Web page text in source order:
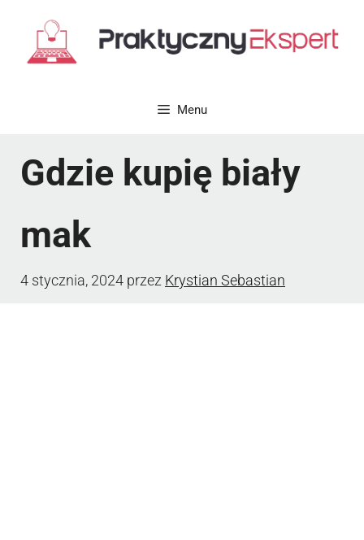
Menu
Gdzie kupię biały
mak
4 stycznia, 2024 przez Krystian Sebastian